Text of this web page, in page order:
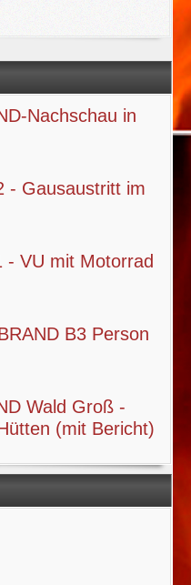
Nachschau in
- Gausaustritt im
- VU mit Motorrad
B3 Person
Wald Groß -
(mit Bericht)